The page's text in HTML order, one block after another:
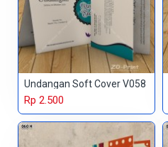
Undangan Soft Cover V058
Rp 2.500